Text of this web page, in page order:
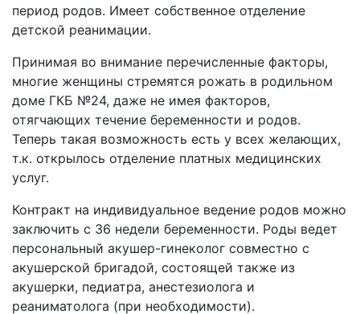
период родов. Имеет собственное отделение
детской реанимации.
Принимая во внимание перечисленные факторы,
многие женщины стремятся рожать в родильном
доме ГКБ №24, даже не имея факторов,
отягчающих течение беременности и родов.
Теперь такая возможность есть у всех желающих,
т.к. открылось отделение платных медицинских
услуг.
Контракт на индивидуальное ведение родов можно
заключить с 36 недели беременности. Роды ведет
персональный акушер-гинеколог совместно с
акушерской бригадой, состоящей также из
акушерки, педиатра, анестезиолога и
реаниматолога (при необходимости).